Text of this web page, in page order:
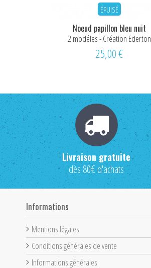
ÉPUISÉ
Noeud papillon bleu nuit
2 modéles - Création Ederton
25,00 €
Livraison gratuite
dès 80€ d'achats
Informations
Mentions légales
Conditions générales de vente
Informations générales